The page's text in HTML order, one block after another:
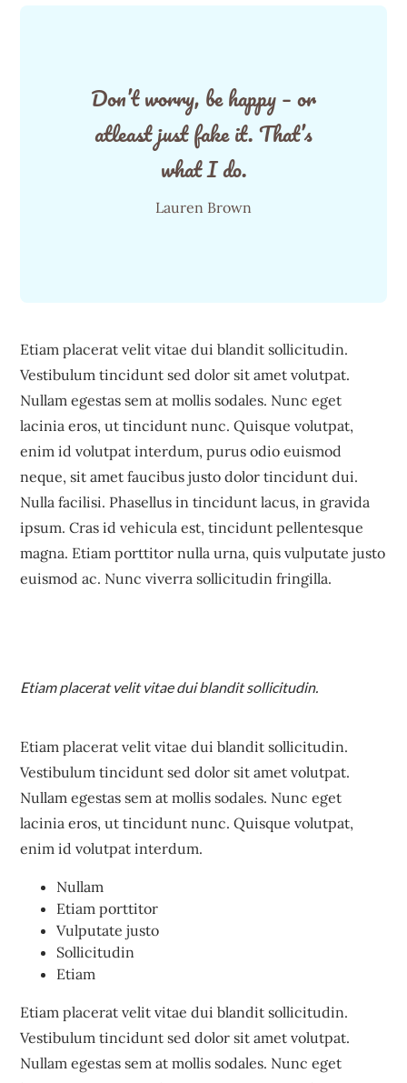
Don’t worry, be happy – or
atleast just fake it. That’s
what I do.
Lauren Brown
Etiam placerat velit vitae dui blandit sollicitudin.
Vestibulum tincidunt sed dolor sit amet volutpat.
Nullam egestas sem at mollis sodales. Nunc eget
lacinia eros, ut tincidunt nunc. Quisque volutpat,
enim id volutpat interdum, purus odio euismod
neque, sit amet faucibus justo dolor tincidunt dui.
Nulla facilisi. Phasellus in tincidunt lacus, in gravida
ipsum. Cras id vehicula est, tincidunt pellentesque
magna. Etiam porttitor nulla urna, quis vulputate justo
euismod ac. Nunc viverra sollicitudin fringilla.
Etiam placerat velit vitae dui blandit sollicitudin.
Etiam placerat velit vitae dui blandit sollicitudin.
Vestibulum tincidunt sed dolor sit amet volutpat.
Nullam egestas sem at mollis sodales. Nunc eget
lacinia eros, ut tincidunt nunc. Quisque volutpat,
enim id volutpat interdum.
Nullam
Etiam porttitor
Vulputate justo
Sollicitudin
Etiam
Etiam placerat velit vitae dui blandit sollicitudin.
Vestibulum tincidunt sed dolor sit amet volutpat.
Nullam egestas sem at mollis sodales. Nunc eget